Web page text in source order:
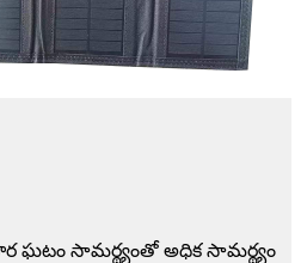
సౌర ఘటం సామర్థ్యంతో అధిక సామర్థ్యం